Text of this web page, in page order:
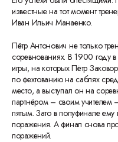
известные на тот момент
Иван Ильич Манаенко.
Пётр Антонович не только
соревнованиях. В 1900 году
игры, на которых Пётр
по фехтованию на саблях
место, а выступал он на
партнёром – своим
пятым. Зато в полуфинале
поражения. А финал снова
поражений.